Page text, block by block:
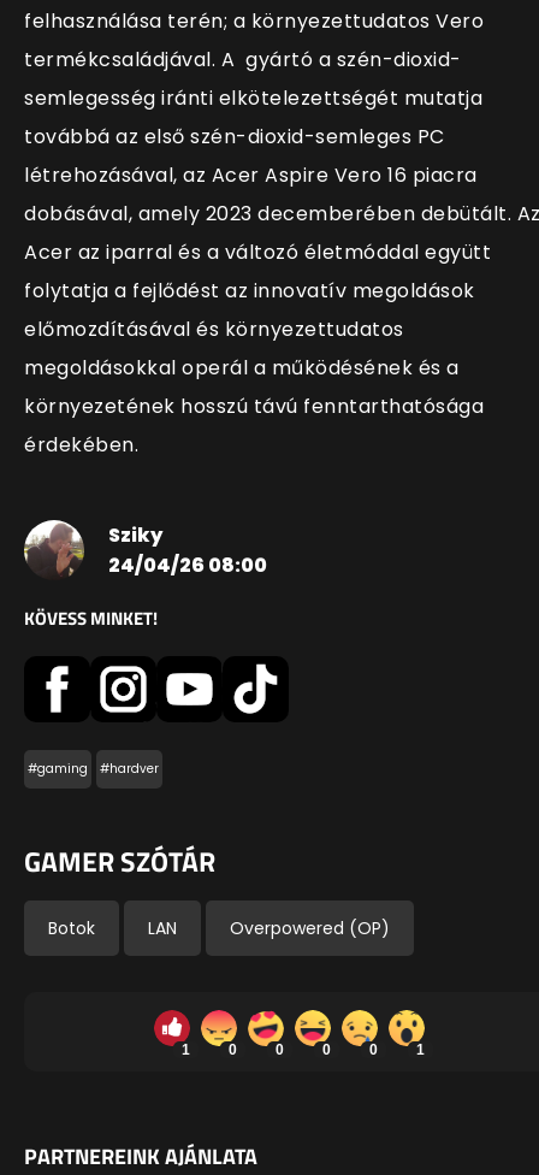
felhasználása terén; a környezettudatos Vero
termékcsaládjával. A gyártó a szén-dioxid-
semlegesség iránti elkötelezettségét mutatja
továbbá az első szén-dioxid-semleges PC
létrehozásával, az Acer Aspire Vero 16 piacra
dobásával, amely 2023 decemberében debütált.
Acer az iparral és a változó életmóddal együtt
folytatja a fejlődést az innovatív megoldások
előmozdításával és környezettudatos
megoldásokkal operál a működésének és a
környezetének hosszú távú fenntarthatósága
érdekében.
Sziky
24/04/26 08:00
KÖVESS MINKET!
#gaming #hardver
GAMER SZÓTÁR
Botok LAN Overpowered (OP)
1 0 0 0 0 1
PARTNEREINK AJÁNLATA